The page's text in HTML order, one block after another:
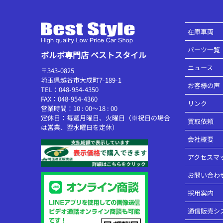
ボルボ専門店 ベストスタイル
〒343-0825
埼玉県越谷市大成町7-189-1
TEL：048-954-4350
FAX：048-954-4360
営業時間：10 : 00～18 : 00
定休日：毎週月曜日、火曜日（※祝日の場合
は営業、翌水曜日を定休）
在庫車両
パーツ一覧
ニュース
お客様の声
リンク
買取依頼
会社概要
アクセスマ
お問い合わ
採用案内
通信販売シ